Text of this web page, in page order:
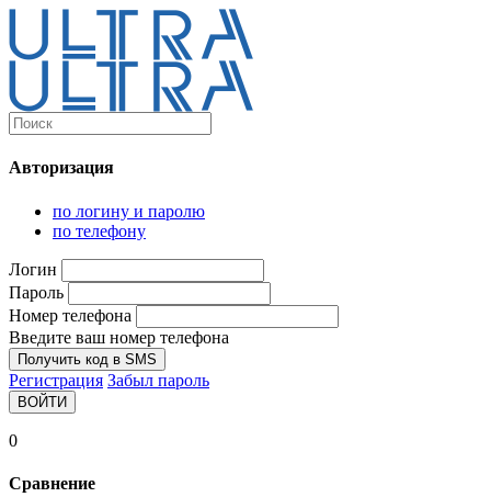
Каталог
Компьютеры и комплектующие
Персональные компьютеры
Моноблоки
Мониторы
Комплектующие
Авторизация
по логину и паролю
по телефону
Логин
Пароль
Номер телефона
Введите ваш номер телефона
Получить код в SMS
Регистрация Забыл пароль
ВОЙТИ
0
Сравнение